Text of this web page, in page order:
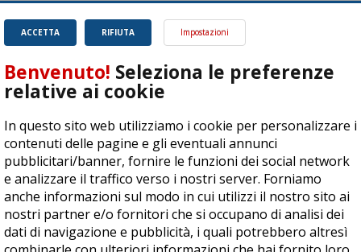
RIFIUTA
ACCETTA Impostazioni
Benvenuto! Seleziona le preferenze
relative ai cookie
In questo sito web utilizziamo i cookie per personalizzare i
contenuti delle pagine e gli eventuali annunci
pubblicitari/banner, fornire le funzioni dei social network
e analizzare il traffico verso i nostri server. Forniamo
anche informazioni sul modo in cui utilizzi il nostro sito ai
nostri partner e/o fornitori che si occupano di analisi dei
dati di navigazione e pubblicità, i quali potrebbero altresì
SQUASH.it: Il punto di riferimento quotidiano per tutti gli amanti di questo
magnifico sport.
Leggi
ASD Let's Sport - Via T. Olivelli 3, 25014 Castenedolo (BS) - P. Iva:
04278030988
© Copyright 2015 | All Rights Reserved - Powered byDynDevice
Privacy Policy Cookie Policy Accessibilità Sitemap